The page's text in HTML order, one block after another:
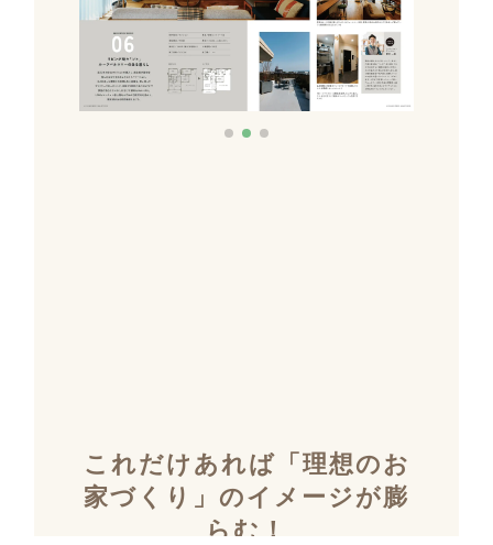
これだけあれば「理想のお
家づくり」のイメージが膨
らむ！